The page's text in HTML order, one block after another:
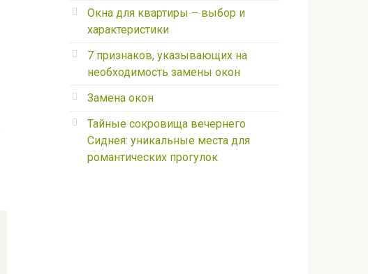
Окна для квартиры – выбор и
характеристики
7 признаков, указывающих на
необходимость замены окон
Замена окон
Тайные сокровища вечернего
Сиднея: уникальные места для
романтических прогулок